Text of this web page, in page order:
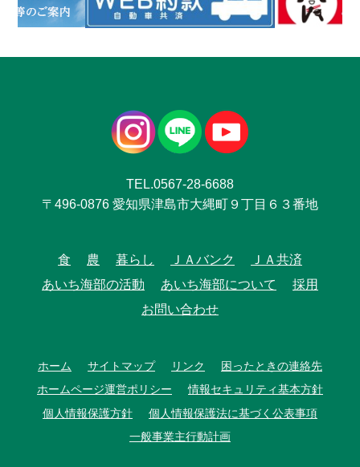
TEL.0567-28-6688
〒496-0876 愛知県津島市大縄町９丁目６３番地
食 農 暮らし ＪＡバンク
ＪＡ共済
あいち海部の活動
あいち海部について
採用
お問い合わせ
ホーム サイトマップ リンク
困ったときの連絡先
ホームページ運営ポリシー
情報セキュリティ基本方針
個人情報保護方針
個人情報保護法に基づく公表事項
一般事業主行動計画